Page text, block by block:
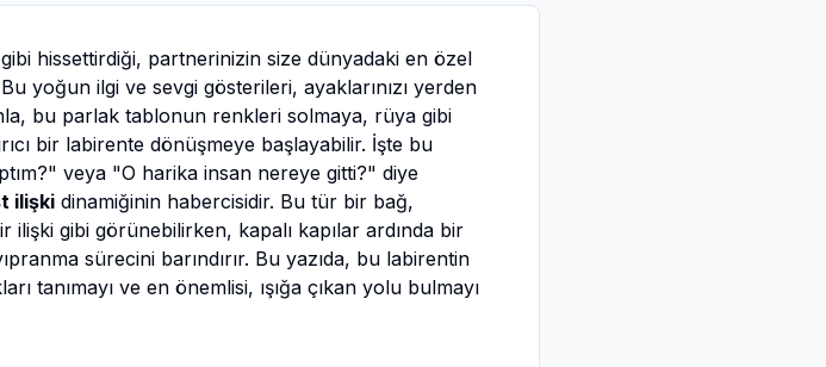
hissettirdiği, partnerinizin size dünyadaki en özel
yoğun ilgi ve sevgi gösterileri, ayaklarınızı yerden
bu parlak tablonun renkleri solmaya, rüya gibi
bir labirente dönüşmeye başlayabilir. İşte bu
veya "O harika insan nereye gitti?" diye
ilişki dinamiğinin habercisidir. Bu tür bir bağ,
ilişki gibi görünebilirken, kapalı kapılar ardında bir
sürecini barındırır. Bu yazıda, bu labirentin
tanımayı ve en önemlisi, ışığa çıkan yolu bulmayı